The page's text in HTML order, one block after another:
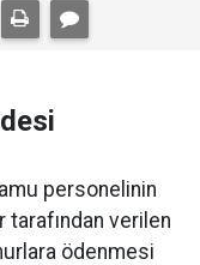
personelinin
tarafından verilen
ödenmesi